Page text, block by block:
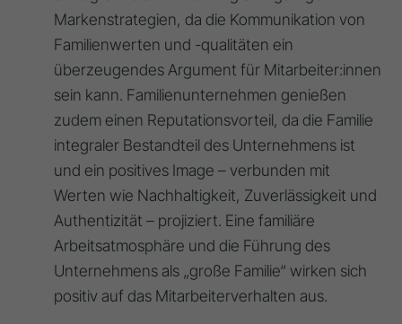
Markenstrategien, da die Kommunikation von
Familienwerten und -qualitäten ein
überzeugendes Argument für Mitarbeiter:innen
sein kann. Familienunternehmen genießen
zudem einen Reputationsvorteil, da die Familie
integraler Bestandteil des Unternehmens ist
und ein positives Image – verbunden mit
Werten wie Nachhaltigkeit, Zuverlässigkeit und
Authentizität – projiziert. Eine familiäre
Arbeitsatmosphäre und die Führung des
Unternehmens als „große Familie“ wirken sich
positiv auf das Mitarbeiterverhalten aus.